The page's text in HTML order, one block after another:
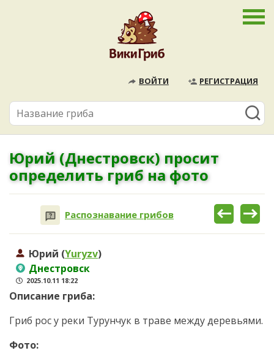
ВОЙТИ РЕГИСТРАЦИЯ
Юрий (Днестровск) просит
определить гриб на фото
Распознавание грибов
Юрий (Yuryzv)
Днестровск
2025.10.11 18:22
Описание гриба:
Гриб рос у реки Турунчук в траве между деревьями.
Фото: